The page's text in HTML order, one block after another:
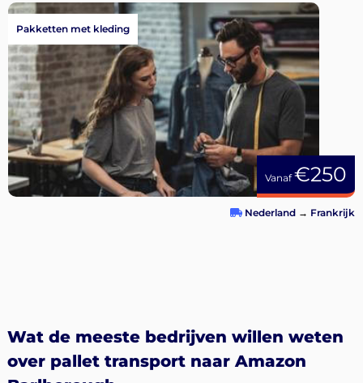
Vanaf€250
Pakketten met kleding
Nederland → Frankrijk
Wat de meeste bedrijven willen weten
over pallet transport naar Amazon